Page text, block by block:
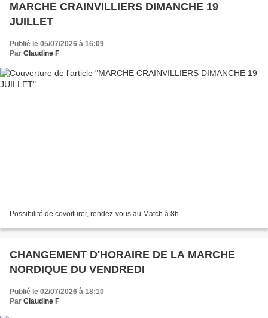
MARCHE CRAINVILLIERS DIMANCHE 19
JUILLET
Publié le 05/07/2026 à 16:09
Par Claudine F
Possibilité de covoiturer, rendez-vous au Match à 8h.
CHANGEMENT D'HORAIRE DE LA MARCHE
NORDIQUE DU VENDREDI
Publié le 02/07/2026 à 18:10
Par Claudine F